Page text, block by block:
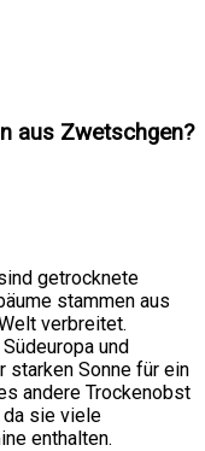
aus Zwetschgen?
getrocknete
stammen aus
verbreitet.
und
starken Sonne für ein
andere Trockenobst
da sie viele
enthalten.